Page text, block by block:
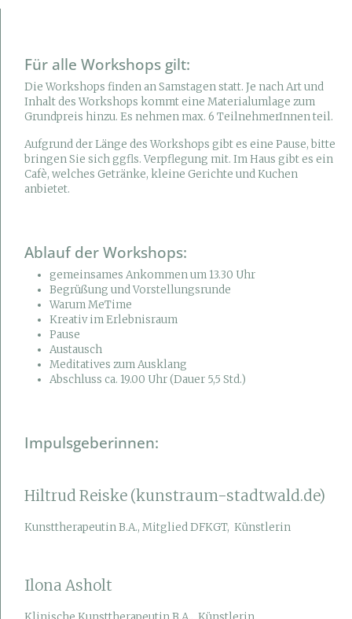
Für alle Workshops gilt:
Die Workshops finden an Samstagen statt. Je nach Art und
Inhalt des Workshops kommt eine Materialumlage zum
Grundpreis hinzu. Es nehmen max. 6 TeilnehmerInnen teil.
Aufgrund der Länge des Workshops gibt es eine Pause, bitte
bringen Sie sich ggfls. Verpflegung mit. Im Haus gibt es ein
Cafè, welches Getränke, kleine Gerichte und Kuchen
anbietet.
Ablauf der Workshops:
gemeinsames Ankommen um 13.30 Uhr
Begrüßung und Vorstellungsrunde
Warum MeTime
Kreativ im Erlebnisraum
Pause
Austausch
Meditatives zum Ausklang
Abschluss ca. 19.00 Uhr (Dauer 5,5 Std.)
Impulsgeberinnen:
Hiltrud Reiske (kunstraum-stadtwald.de)
Kunsttherapeutin B.A., Mitglied DFKGT, Künstlerin
Ilona Asholt